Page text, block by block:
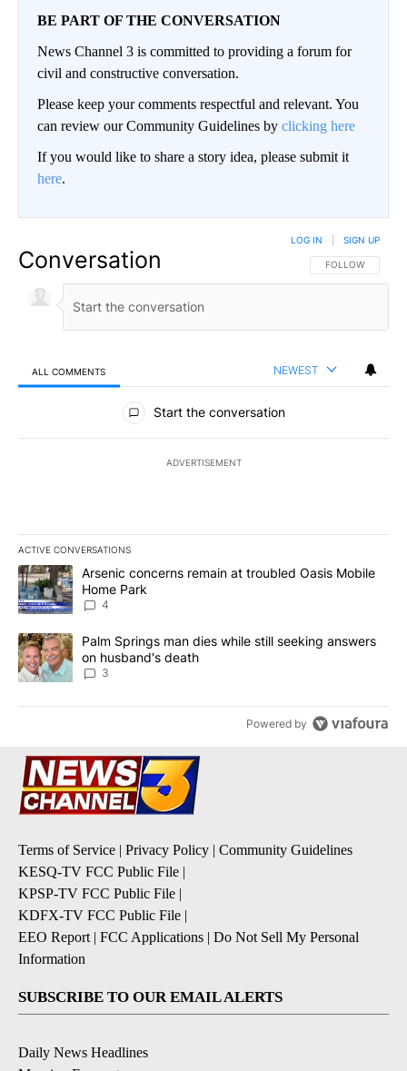
BE PART OF THE CONVERSATION
News Channel 3 is committed to providing a forum for
civil and constructive conversation.
Please keep your comments respectful and relevant. You
can review our Community Guidelines by clicking here
If you would like to share a story idea, please submit it
here.
Conversation FOLLOW THIS
FOLLOW
LOG IN SIGN UP
ALL COMMENTS NEWEST
All Comments
Start the conversation
ADVERTISEMENT
ACTIVE CONVERSATIONS
The following is a list of the most commented articles in the last
A trending article titled "Arsenic concerns remain at troubled
Arsenic concerns remain at troubled Oasis Mobile
Home Park
4
A trending article titled "Palm Springs man dies while still
Palm Springs man dies while still seeking answers
on husband's death
3
Powered by
Terms of Service | Privacy Policy | Community Guidelines
KESQ-TV FCC Public File |
KPSP-TV FCC Public File |
KDFX-TV FCC Public File |
EEO Report | FCC Applications | Do Not Sell My Personal
Information
SUBSCRIBE TO OUR EMAIL ALERTS
Daily News Headlines